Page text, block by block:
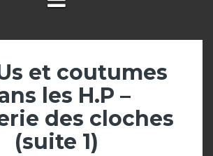
et coutumes
les H.P –
des cloches
(suite 1)